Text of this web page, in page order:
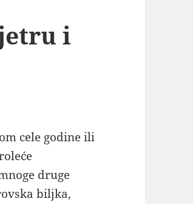
i
cele godine ili
druge
biljka,